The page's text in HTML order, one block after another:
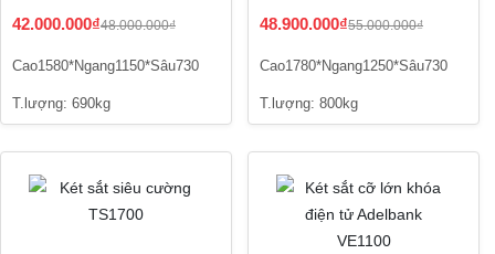
42.000.000₫48.000.000₫
Cao1580*Ngang1150*Sâu730
T.lượng: 690kg
48.900.000₫55.000.000₫
Cao1780*Ngang1250*Sâu730
T.lượng: 800kg